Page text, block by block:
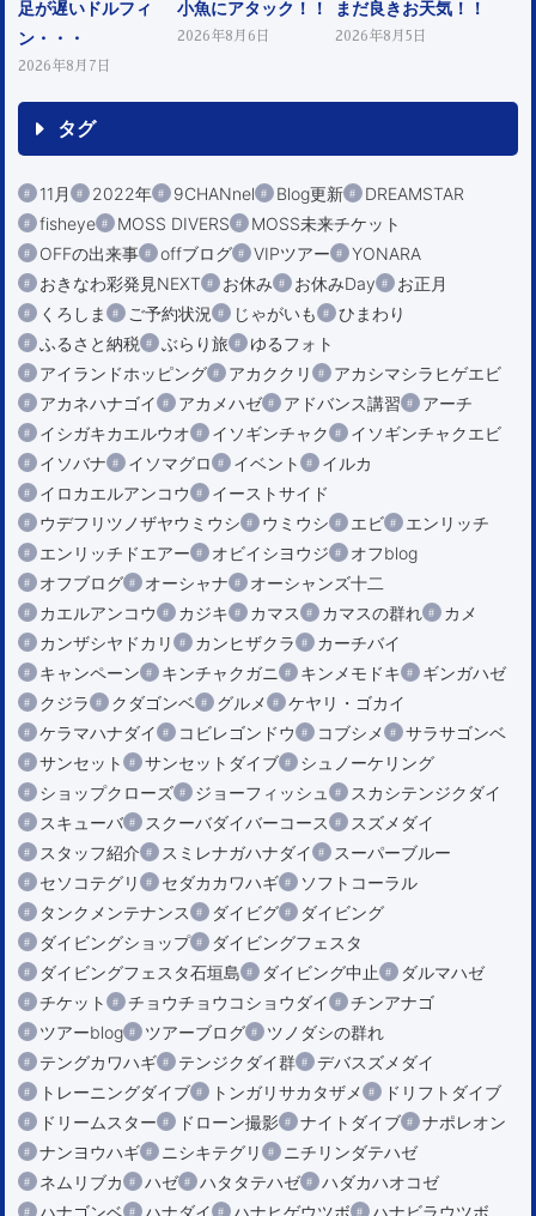
足が遅いドルフィ
ン・・・
2026年8月7日
小魚にアタック！！
2026年8月6日
まだ良きお天気！！
2026年8月5日
タグ
11月 2022年 9CHANnel Blog更新
DREAMSTAR
fisheye
MOSS DIVERS
MOSS未来チケット
OFFの出来事
offブログ VIPツアー
YONARA
おきなわ彩発見NEXT
お休み お休みDay
お正月
くろしま
ご予約状況 じゃがいも
ひまわり
ふるさと納税
ぶらり旅
ゆるフォト
アイランドホッピング
アカククリ
アカシマシラヒゲエビ
アカネハナゴイ
アカメハゼ アドバンス講習
アーチ
イシガキカエルウオ
イソギンチャク
イソギンチャクエビ
イソバナ
イソマグロ イベント
イルカ
イロカエルアンコウ
イーストサイド
ウデフリツノザヤウミウシ
ウミウシ エビ
エンリッチ
エンリッチドエアー
オビイシヨウジ
オフblog
オフブログ
オーシャナ
オーシャンズ十二
カエルアンコウ
カジキ カマス カマスの群れ
カメ
カンザシヤドカリ
カンヒザクラ
カーチバイ
キャンペーン
キンチャクガニ キンメモドキ
ギンガハゼ
クジラ
クダゴンベ グルメ
ケヤリ・ゴカイ
ケラマハナダイ
コビレゴンドウ コブシメ
サラサゴンベ
サンセット
サンセットダイブ
シュノーケリング
ショップクローズ
ジョーフィッシュ
スカシテンジクダイ
スキューバ
スクーバダイバーコース
スズメダイ
スタッフ紹介
スミレナガハナダイ
スーパーブルー
セソコテグリ
セダカカワハギ
ソフトコーラル
タンクメンテナンス
ダイビグ
ダイビング
ダイビングショップ
ダイビングフェスタ
ダイビングフェスタ石垣島
ダイビング中止
ダルマハゼ
チケット
チョウチョウコショウダイ
チンアナゴ
ツアーblog
ツアーブログ
ツノダシの群れ
テングカワハギ
テンジクダイ群
デバスズメダイ
トレーニングダイブ
トンガリサカタザメ
ドリフトダイブ
ドリームスター
ドローン撮影 ナイトダイブ
ナポレオン
ナンヨウハギ
ニシキテグリ
ニチリンダテハゼ
ネムリブカ
ハゼ ハタタテハゼ
ハダカハオコゼ
ハナゴンベ
ハナダイ ハナヒゲウツボ
ハナビラウツボ